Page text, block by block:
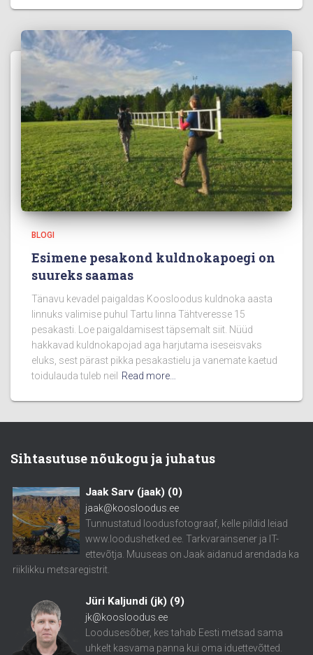
BLOGI
Esimene pesakond kuldnokapoegi on
suureks saamas
Tänavu kevadel paigaldas Koosloodus kuldnoka aasta
linnuks valimise puhul Tartu linna Tähtveresse 15
pesakasti. Loe paigaldamisest täpsemalt siit. Nüüd
hakkavad kuldnokapojad aga harjutama iseseisvaks
eluks, sest pärast pikka pesakastielu ja vanemate kaetud
toidulauda tuleb neil
Read more…
Sihtasutuse nõukogu ja juhatus
Jaak Sarv (jaak) (0)
jaak@koosloodus.ee
Tunnustatud loodusfotograaf, kelle pildid leiad
www.loodushetked.ee. Tarkvarainsener ja IT-
ettevõtja. Muuseas on Jaak aidanud arendada ka
riiklikku metsaregistrit.
Jüri Kaljundi (jk) (9)
jk@koosloodus.ee
Loodusesõber, kes tahab Eesti metsad sama
uhkelt kasvama panna kui oma iduettevõtted.